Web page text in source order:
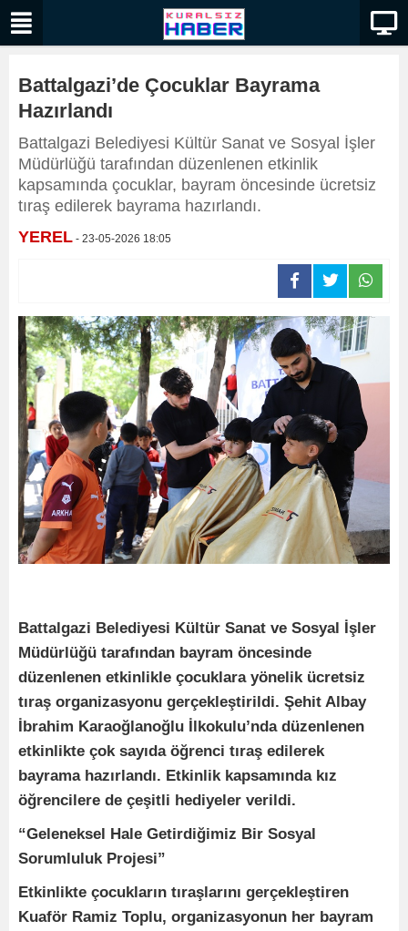
Battalgazi’de Çocuklar Bayrama
Hazırlandı
Battalgazi Belediyesi Kültür Sanat ve Sosyal İşler
Müdürlüğü tarafından düzenlenen etkinlik
kapsamında çocuklar, bayram öncesinde ücretsiz
tıraş edilerek bayrama hazırlandı.
YEREL - 23-05-2026 18:05
Battalgazi Belediyesi Kültür Sanat ve Sosyal İşler
Müdürlüğü tarafından bayram öncesinde
düzenlenen etkinlikle çocuklara yönelik ücretsiz
tıraş organizasyonu gerçekleştirildi. Şehit Albay
İbrahim Karaoğlanoğlu İlkokulu’nda düzenlenen
etkinlikte çok sayıda öğrenci tıraş edilerek
bayrama hazırlandı. Etkinlik kapsamında kız
öğrencilere de çeşitli hediyeler verildi.
“Geleneksel Hale Getirdiğimiz Bir Sosyal
Sorumluluk Projesi”
Etkinlikte çocukların tıraşlarını gerçekleştiren
Kuaför Ramiz Toplu, organizasyonun her bayram